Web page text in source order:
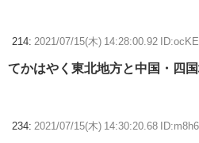
214: 2021/07/15(木) 14:28:00.92
てかはやく東北地方と中国・四
234: 2021/07/15(木) 14:30:20.68